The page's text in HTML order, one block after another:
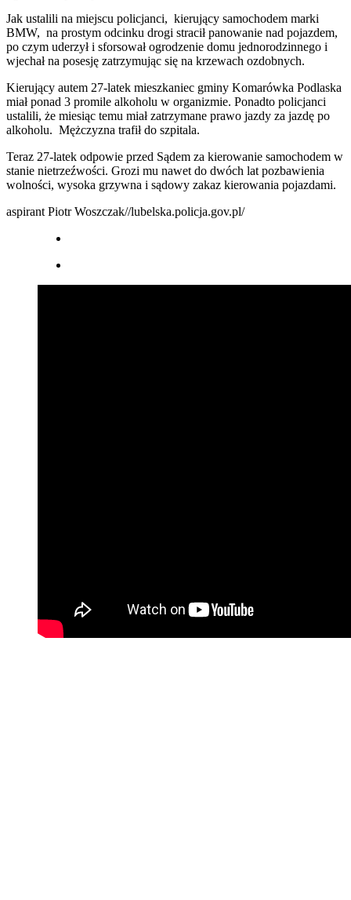
Jak ustalili na miejscu policjanci, kierujący samochodem marki
BMW, na prostym odcinku drogi stracił panowanie nad pojazdem,
po czym uderzył i sforsował ogrodzenie domu jednorodzinnego i
wjechał na posesję zatrzymując się na krzewach ozdobnych.
Kierujący autem 27-latek mieszkaniec gminy Komarówka Podlaska
miał ponad 3 promile alkoholu w organizmie. Ponadto policjanci
ustalili, że miesiąc temu miał zatrzymane prawo jazdy za jazdę po
alkoholu. Mężczyzna trafił do szpitala.
Teraz 27-latek odpowie przed Sądem za kierowanie samochodem w
stanie nietrzeźwości. Grozi mu nawet do dwóch lat pozbawienia
wolności, wysoka grzywna i sądowy zakaz kierowania pojazdami.
aspirant Piotr Woszczak//lubelska.policja.gov.pl/